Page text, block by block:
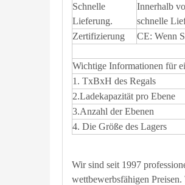
Schnelle
Lieferung.
Innerhalb
schnelle
Zertifizierung
CE: Wenn
Wichtige Informationen für
1. TxBxH des Regals
2.Ladekapazität pro Ebene
3.Anzahl der Ebenen
4. Die Größe des Lagers
Wir sind seit 1997
wettbewerbsfähigen